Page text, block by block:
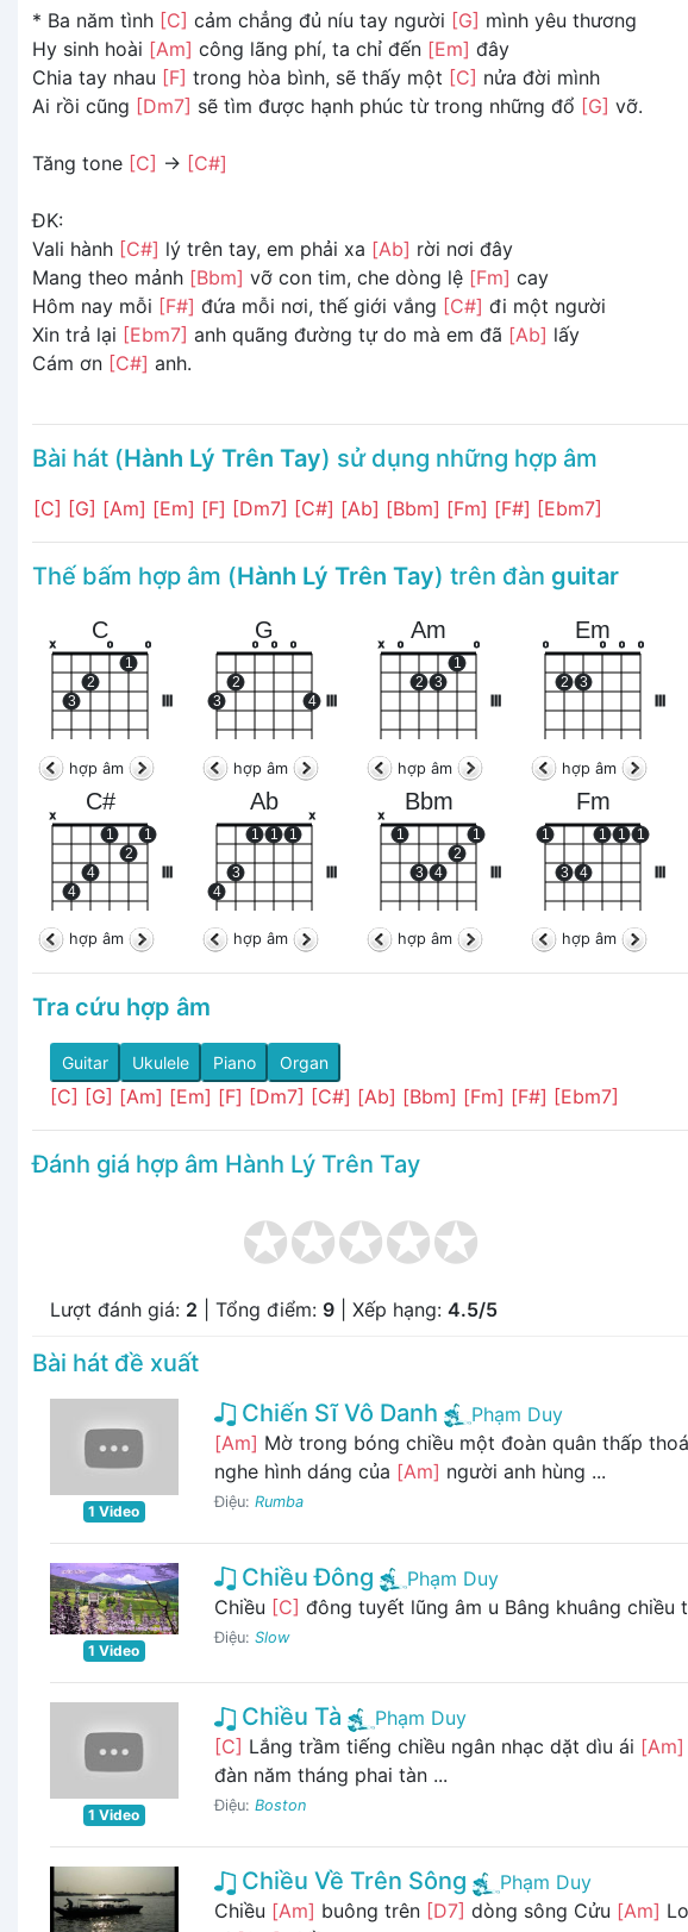
* Ba năm tình [C] cảm chẳng đủ níu tay người [G] mình yêu thương
Hy sinh hoài [Am] công lãng phí, ta chỉ đến [Em] đây
Chia tay nhau [F] trong hòa bình, sẽ thấy một [C] nửa đời mình
Ai rồi cũng [Dm7] sẽ tìm được hạnh phúc từ trong những đổ [G] vỡ.
Tăng tone [C] -> [C#]
ĐK:
Vali hành [C#] lý trên tay, em phải xa [Ab] rời nơi đây
Mang theo mảnh [Bbm] vỡ con tim, che dòng lệ [Fm] cay
Hôm nay mỗi [F#] đứa mỗi nơi, thế giới vắng [C#] đi một người
Xin trả lại [Ebm7] anh quãng đường tự do mà em đã [Ab] lấy
Cám ơn [C#] anh.
Bài hát (Hành Lý Trên Tay) sử dụng những hợp âm
[C] [G] [Am] [Em] [F] [Dm7] [C#] [Ab] [Bbm] [Fm] [F#] [Ebm7]
Thế bấm hợp âm (Hành Lý Trên Tay) trên đàn guitar
C
x
3
2
o
1
o
hợp âm
G
3
2
o o o
4
hợp âm
Am
x o
2 3
1
o
hợp âm
Em
o
2 3
o o o
hợp âm
C#
x
4
4
1
2
1
hợp âm
Ab
4
3
1 1 1
x
hợp âm
Bbm
x
1
3 4
2
1
hợp âm
Fm
1
3 4
1 1 1
hợp âm
Tra cứu hợp âm
Guitar Ukulele Piano Organ
[C] [G] [Am] [Em] [F] [Dm7] [C#] [Ab] [Bbm] [Fm] [F#] [Ebm7]
Đánh giá hợp âm Hành Lý Trên Tay
Lượt đánh giá: 2 | Tổng điểm: 9 | Xếp hạng: 4.5/5
Bài hát đề xuất
1 Video
Chiến Sĩ Vô Danh
Phạm Duy
[Am] Mờ trong bóng chiều một đoàn quân thấp
nghe hình dáng của [Am] người anh hùng ...
Điệu: Rumba
1 Video
Chiều Đông
Phạm Duy
Chiều [C] đông tuyết lũng âm u Bâng khuâng chiều
Điệu: Slow
1 Video
Chiều Tà
Phạm Duy
[C] Lắng trầm tiếng chiều ngân nhạc dặt dìu ái [Am]
đàn năm tháng phai tàn ...
Điệu: Boston
Chiều Về Trên Sông
Phạm Duy
Chiều [Am] buông trên [D7] dòng sông Cửu [Am]